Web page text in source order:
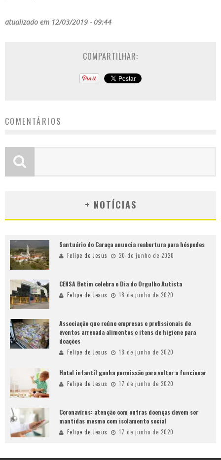
atualizado em 12/03/2019 - 09:44
COMPARTILHAR:
COMENTÁRIOS
+ NOTÍCIAS
Santuário do Caraça anuncia reabertura para hóspedes
Felipe de Jesus 20 de junho de 2020
CENSA Betim celebra o Dia do Orgulho Autista
Felipe de Jesus 18 de junho de 2020
Associação que reúne empresas e profissionais de
eventos arrecada alimentos e itens de higiene para
doações
Felipe de Jesus 18 de junho de 2020
Hotel infantil ganha permissão para voltar a funcionar
Felipe de Jesus 17 de junho de 2020
Coronavírus: atenção com outras doenças devem ser
mantidas mesmo com isolamento social
Felipe de Jesus 17 de junho de 2020